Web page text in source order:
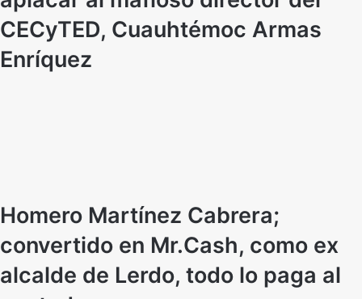
CECyTED, Cuauhtémoc Armas
Enríquez
Homero Martínez Cabrera;
convertido en Mr.Cash, como ex
alcalde de Lerdo, todo lo paga al